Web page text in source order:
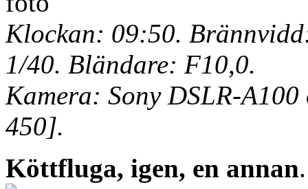
Klockan: 09:50.
1/40. Bländare: F10,0.
Kamera: Sony DSLR-
450].
Köttfluga, igen, en annan.